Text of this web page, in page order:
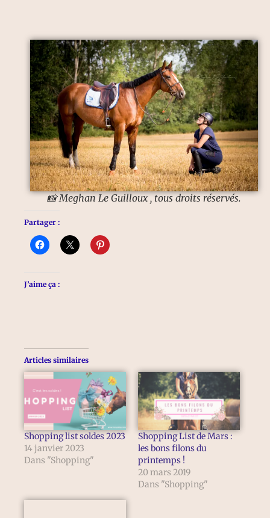
📸 Meghan Le Guilloux , tous droits réservés.
Partager :
J’aime ça :
Articles similaires
Shopping list soldes 2023
14 janvier 2023
Dans "Shopping"
Shopping List de Mars :
les bons filons du
printemps !
20 mars 2019
Dans "Shopping"